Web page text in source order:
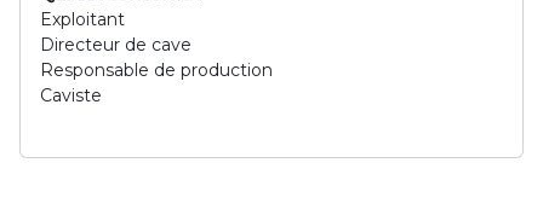
Exploitant
Directeur de cave
Responsable de production
Caviste